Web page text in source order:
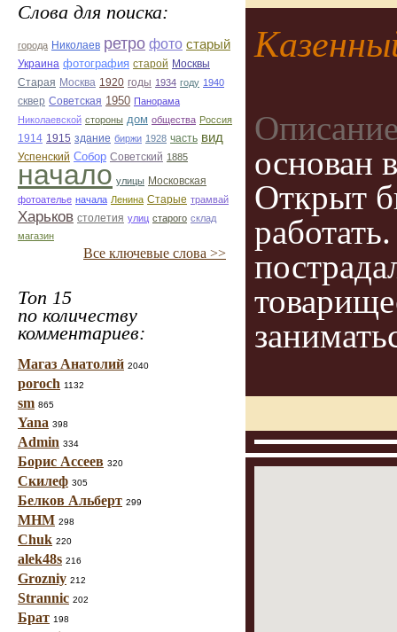
Слова для поиска:
города Николаев ретро фото старый
Украина фотография старой Москвы
Старая Москва 1920 годы 1934 году 1940
сквер Советская 1950 Панорама
Николаевской стороны дом общества Россия
1914 1915 здание биржи 1928 часть вид
Успенский Собор Советский 1885
начало улицы Московская
фотоателье начала Ленина Старые трамвай
Харьков столетия улиц старого склад
магазин
Все ключевые слова >>
Топ 15
по количеству
комментариев:
Магаз Анатолий 2040
poroch 1132
sm 865
Yana 398
Admin 334
Борис Ассеев 320
Скилеф 305
Белков Альберт 299
МНМ 298
Chuk 220
alek48s 216
Grozniy 212
Strannic 202
Брат 198
основан
Открыт